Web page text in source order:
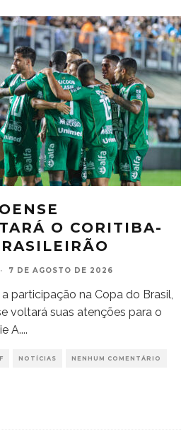
O CORITIBA-
· 7 DE AGOSTO DE 2026
participação na Copa do Brasil,
voltará suas atenções para o
A....
NOTÍCIAS NENHUM COMENTÁRIO